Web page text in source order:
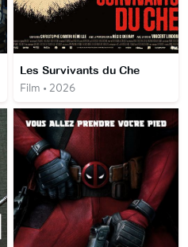
Les Survivants du Che
Film • 2026